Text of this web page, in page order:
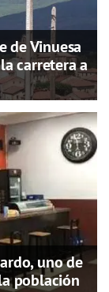
de Vinuesa
carretera a
uno de
población